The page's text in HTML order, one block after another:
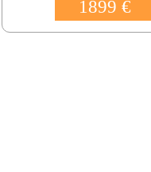
1899 €